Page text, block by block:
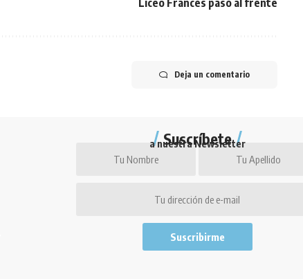
Liceo Francés pasó al frente
Deja un comentario
Suscríbete
a nuestra Newsletter